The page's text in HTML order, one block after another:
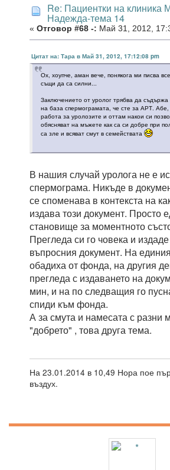
Re: Пациентки на клиника
Надежда-тема 14
« Отговор #68 -: Май 31, 2012,
Цитат на: Тара в Май 31, 2012, 17:12:08 pm
Ох, хоупче, аман вече, понякога ми писва
същи да са силни...
Заключението от уролог трябва да съдържа
на база спермограмата, че сте за АРТ. Абе,
работа за уролозите и оттам накои си
обясняват на мъжете как са си добре при
са зле и всяват смут в семействата
В нашия случай уролога не е
спермограма. Никъде в
се споменава в контекста на
издава този документ. Просто
становище за моментното
Прегледа си го човека и издаде
въпросния документ. На
обадиха от фонда, на другия
прегледа с издаването на
мин, и на по следващия го
спиди към фонда.
А за смута и намесата с разни
"добрето" , това друга тема.
На 23.01.2014 в 10,49 Нора пое
въздух.